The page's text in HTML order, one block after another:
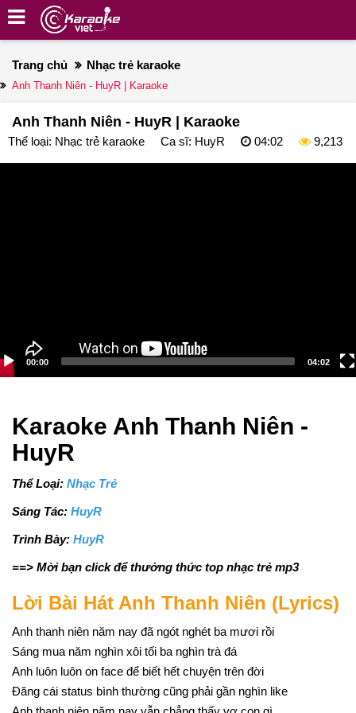
Trang chủ Nhạc trẻ karaoke
Anh Thanh Niên - HuyR | Karaoke
Anh Thanh Niên - HuyR | Karaoke
Thể loại: Nhạc trẻ karaoke Ca sĩ: HuyR 04:02 9,213
00:00 04:02
Karaoke Anh Thanh Niên -
HuyR
Thể Loại: Nhạc Trẻ
Sáng Tác: HuyR
Trình Bày: HuyR
==> Mời bạn click để thưởng thức top nhạc trẻ mp3
Lời Bài Hát Anh Thanh Niên (Lyrics)
Anh thanh niên năm nay đã ngót nghét ba mươi rồi
Sáng mua năm nghìn xôi tối ba nghìn trà đá
Anh luôn luôn on face để biết hết chuyện trên đời
Đăng cái status bình thường cũng phải gần nghìn like